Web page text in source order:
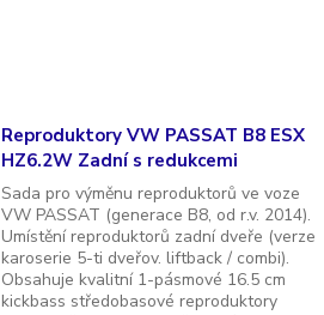
Reproduktory VW PASSAT B8 ESX
HZ6.2W Zadní s redukcemi
Sada pro výměnu reproduktorů ve voze
VW PASSAT (generace B8, od r.v. 2014).
Umístění reproduktorů zadní dveře (verze
karoserie 5-ti dveřov. liftback / combi).
Obsahuje kvalitní 1-pásmové 16.5 cm
kickbass středobasové reproduktory